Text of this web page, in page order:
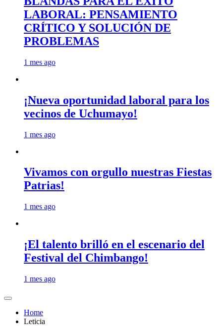
LABORAL: PENSAMIENTO
CRÍTICO Y SOLUCIÓN DE
PROBLEMAS
1 mes ago
¡Nueva oportunidad laboral para los
vecinos de Uchumayo!
1 mes ago
Vivamos con orgullo nuestras Fiestas
Patrias!
1 mes ago
¡El talento brilló en el escenario del
Festival del Chimbango!
1 mes ago
Home
Leticia